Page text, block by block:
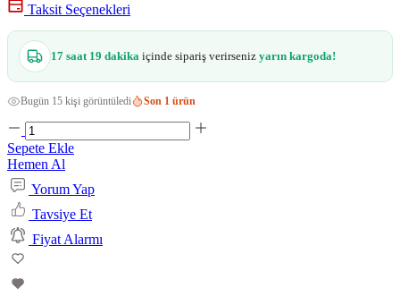
Taksit Seçenekleri
17 saat 19 dakika içinde sipariş verirseniz yarın kargoda!
Bugün 15 kişi görüntüledi Son 1 ürün
Sepete Ekle
Hemen Al
Yorum Yap
Tavsiye Et
Fiyat Alarmı